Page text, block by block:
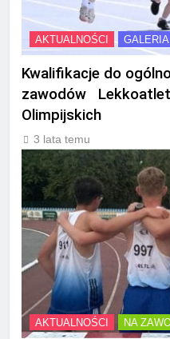
AKTUALNOŚCI GALERIA
Kwalifikacje do
zawodów
Olimpijskich
3 lata temu
AKTUALNOŚCI NA